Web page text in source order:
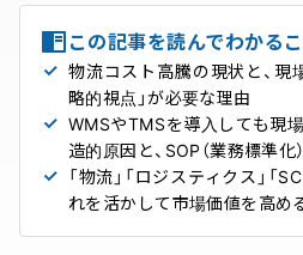
この記事を読んでわかる
物流コスト高騰の現状と、現
略的視点」が必要な理由
WMSやTMSを導入しても現
造的原因と、SOP（業務標準化
「物流」「ロジスティクス」「
れを活かして市場価値を高め